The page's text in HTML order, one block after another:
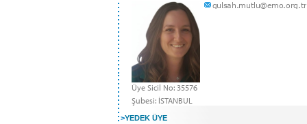
Üye Sicil No: 35576
Şubesi: İSTANBUL
>YEDEK ÜYE